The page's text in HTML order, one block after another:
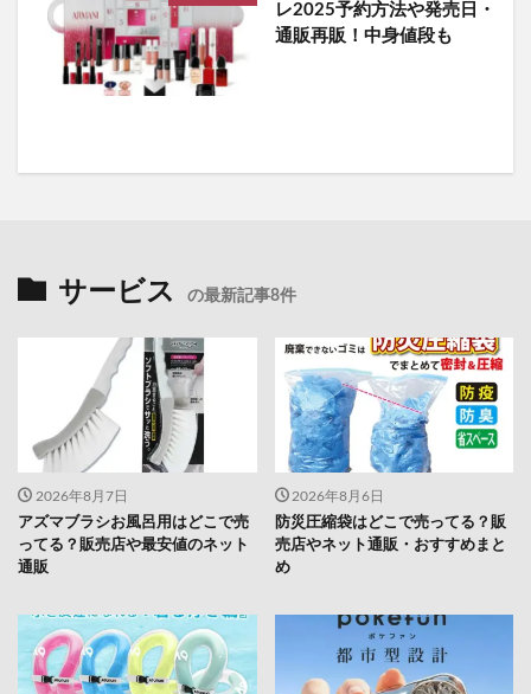
レ2025予約方法や発売日・
通販再販！中身値段も
サービス の最新記事8件
2026年8月7日
アズマブラシお風呂用はどこで売
ってる？販売店や最安値のネット
通販
2026年8月6日
防災圧縮袋はどこで売ってる？販
売店やネット通販・おすすめまと
め